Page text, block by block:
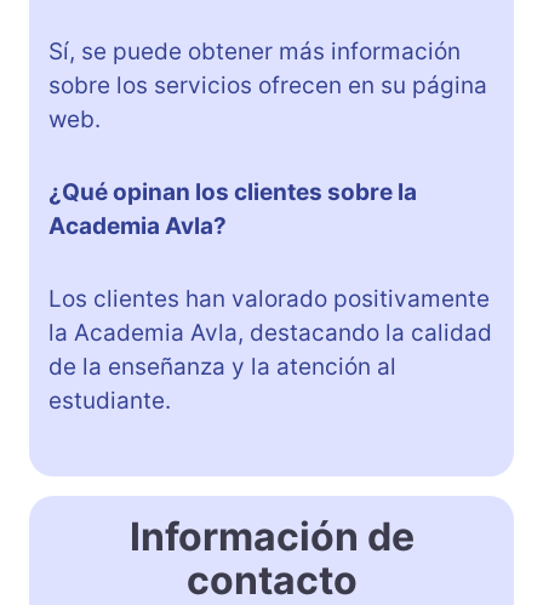
Sí, se puede obtener más información
sobre los servicios ofrecen en su página
web.
¿Qué opinan los clientes sobre la
Academia Avla?
Los clientes han valorado positivamente
la Academia Avla, destacando la calidad
de la enseñanza y la atención al
estudiante.
Información de
contacto